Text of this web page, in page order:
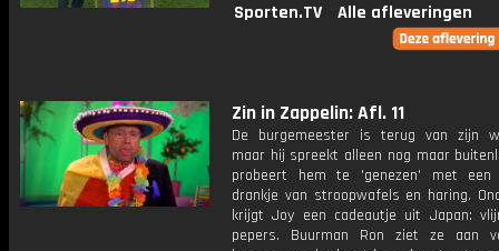
Sporten.TV
Alle afleveringen
Zin in Zappelin: Afl. 11
De burgemeester is terug van zijn
maar hij spreekt alleen nog maar
probeert hem te 'genezen' met een
drankje van stroopwafels en haring.
krijgt Joy een cadeautje uit Japan:
pepers. Buurman Ron ziet ze aan